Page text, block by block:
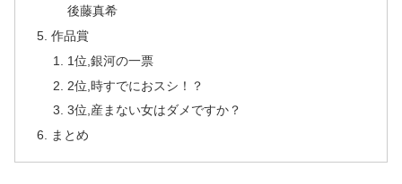
後藤真希
作品賞
1位,銀河の一票
2位,時すでにおスシ！？
3位,産まない女はダメですか？
まとめ